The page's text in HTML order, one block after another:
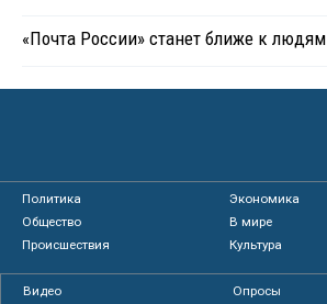
«Почта России» станет ближе к людям
Политика
Экономика
Общество
В мире
Происшествия
Культура
Видео
Опросы